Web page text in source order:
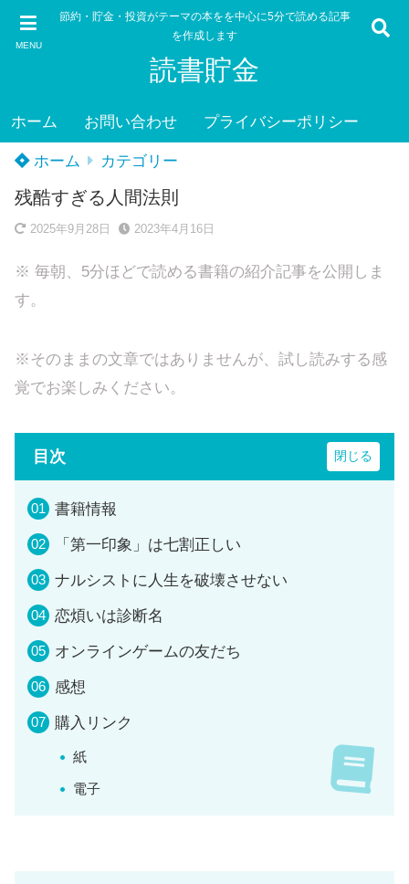
MENU
節約・貯金・投資がテーマの本をを中心に5分で読める記事
を作成します
読書貯金
ホーム お問い合わせ プライバシーポリシー
ホーム カテゴリー
残酷すぎる人間法則
2025年9月28日 2023年4月16日
※ 毎朝、5分ほどで読める書籍の紹介記事を公開しま
す。
※そのままの文章ではありませんが、試し読みする感
覚でお楽しみください。
目次
書籍情報
「第一印象」は七割正しい
ナルシストに人生を破壊させない
恋煩いは診断名
オンラインゲームの友だち
感想
購入リンク
紙
電子